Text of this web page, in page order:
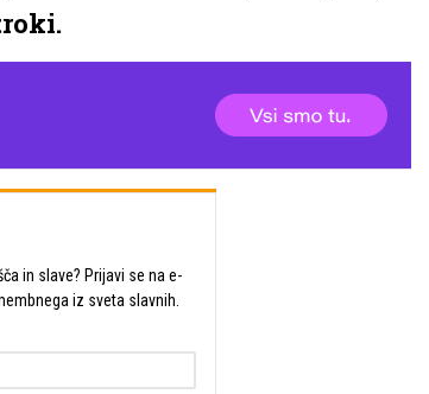
in slave? Prijavi se na e-
iz sveta slavnih.